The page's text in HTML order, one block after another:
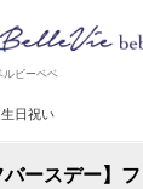
ルビーベベ
日祝い
バースデー】